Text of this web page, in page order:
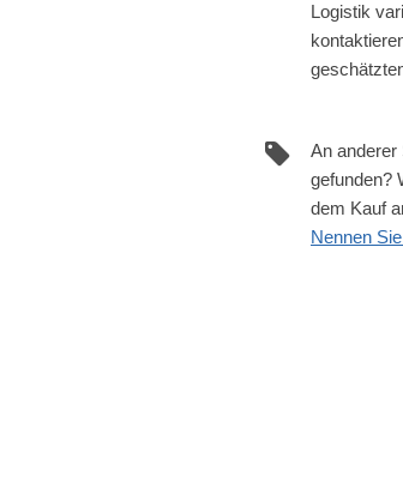
Logistik
An anderer
gefunden?
dem Kauf
Nennen